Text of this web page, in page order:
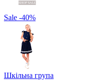
Sale -40%
Шкільна група